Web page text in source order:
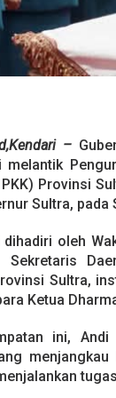
–
Provinsi
Sultra,
dihadiri oleh
Sekretaris
Sultra,
Ketua
ini, Andi
Mencekam,
Badik Usai
Miras
Di Kriminal | 29 Juni